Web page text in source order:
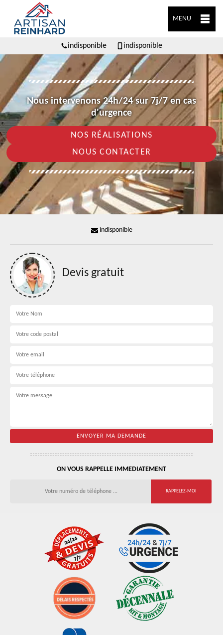
MENU
indisponible indisponible
Nous intervenons 24h/24 sur 7j/7 en cas
d'urgence
NOS RÉALISATIONS
NOUS CONTACTER
indisponible
Devis gratuit
ON VOUS RAPPELLE IMMEDIATEMENT